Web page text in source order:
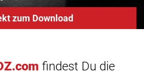
zum Download
findest Du die